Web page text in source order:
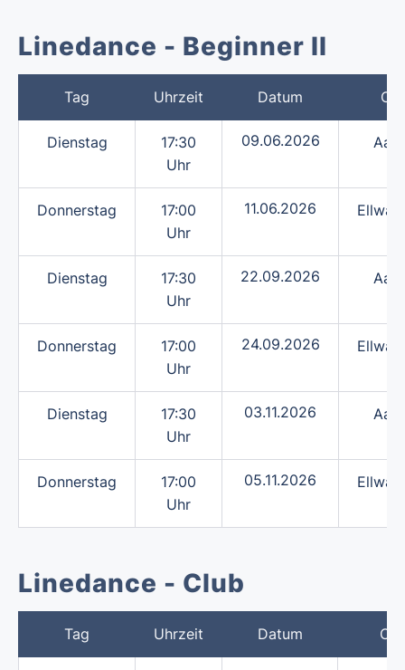
Linedance - Beginner II
Tag Uhrzeit Datum Ort
Dienstag
17:30
Uhr
09.06.2026
Donnerstag
17:00
Uhr
11.06.2026
Dienstag
17:30
Uhr
22.09.2026
Donnerstag
17:00
Uhr
24.09.2026
Dienstag
17:30
Uhr
03.11.2026
Donnerstag
17:00
Uhr
05.11.2026
Linedance - Club
Tag Uhrzeit Datum Ort